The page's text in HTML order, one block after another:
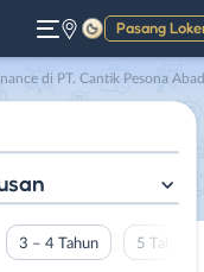
Pasang
Gelap
di PT. Cantik Pesona
3 – 4 Tahun 5 Tahun